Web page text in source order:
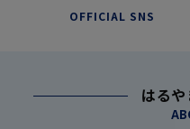
OFFICIAL SNS
はる